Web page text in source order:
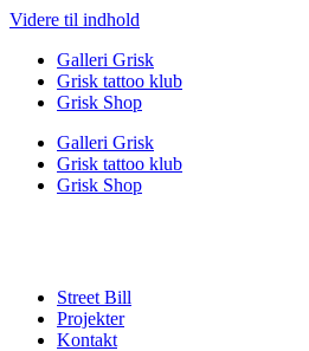
Videre til indhold
Galleri Grisk
Grisk tattoo klub
Grisk Shop
Galleri Grisk
Grisk tattoo klub
Grisk Shop
Street Bill
Projekter
Kontakt